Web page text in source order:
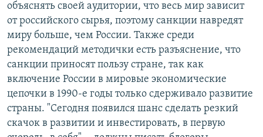
объяснять своей аудитории, что весь мир зависит
от российского сырья, поэтому санкции навредят
миру больше, чем России. Также среди
рекомендаций методички есть разъяснение, что
санкции приносят пользу стране, так как
включение России в мировые экономические
цепочки в 1990-е годы только сдерживало развитие
страны. "Сегодня появился шанс сделать резкий
скачок в развитии и инвестировать, в первую